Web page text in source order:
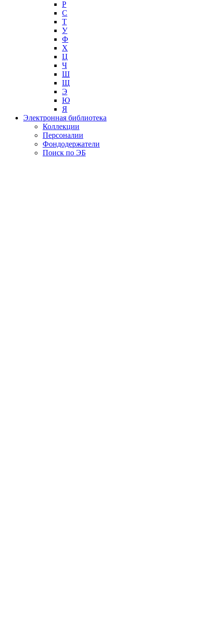
Р
С
Т
У
Ф
Х
Ц
Ч
Ш
Щ
Э
Ю
Я
Электронная библиотека
Коллекции
Персоналии
Фондодержатели
Поиск по ЭБ